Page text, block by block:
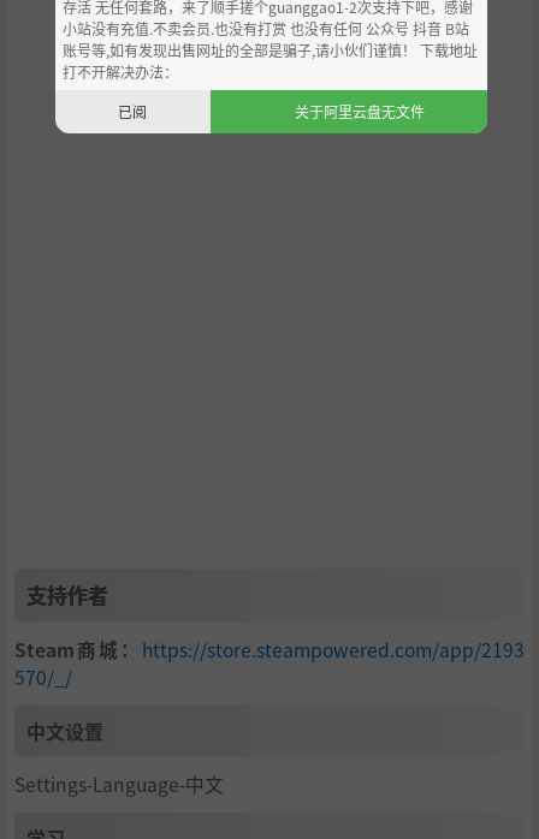
支持作者
Steam商城： https://store.steampowered.com/app/2193
570/_/
中文设置
Settings-Language-中文
存活 无任何套路，来了顺手搓个guanggao1-2次支持下吧，感谢
小站没有充值.不卖会员.也没有打赏 也没有任何 公众号 抖音 B站
账号等,如有发现出售网址的全部是骗子,请小伙们谨慎！ 下载地址
打不开解决办法：
已阅
关于阿里云盘无文件